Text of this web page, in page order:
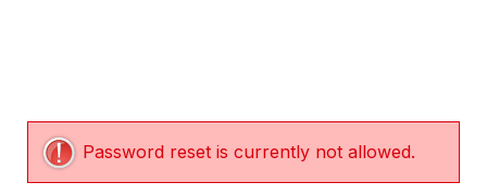
Password reset is currently not allowed.